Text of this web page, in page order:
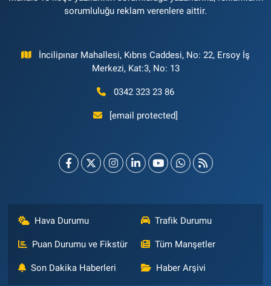
sorumluluğu reklam verenlere aittir.
İncilipınar Mahallesi, Kıbrıs Caddesi, No: 22, Ersoy İş
Merkezi, Kat:3, No: 13
0342 323 23 86
[email protected]
Hava Durumu Trafik Durumu
Puan Durumu ve Fikstür Tüm Manşetler
Son Dakika Haberleri Haber Arşivi